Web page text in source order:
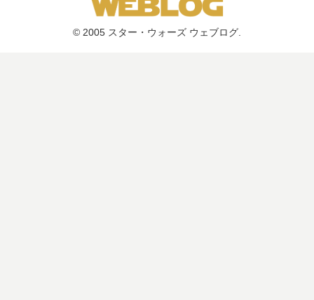
© 2005 スター・ウォーズ ウェブログ.